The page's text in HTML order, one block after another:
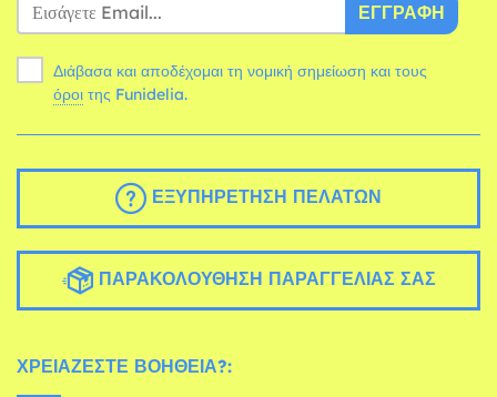
ΕΓΓΡΑΦΉ
Διάβασα και αποδέχομαι τη νομική σημείωση και τους
όροι της Funidelia.
ΕΞΥΠΗΡΈΤΗΣΗ ΠΕΛΑΤΏΝ
ΠΑΡΑΚΟΛΟΎΘΗΣΗ ΠΑΡΑΓΓΕΛΊΑΣ ΣΑΣ
ΧΡΕΙΆΖΕΣΤΕ ΒΟΉΘΕΙΑ?: